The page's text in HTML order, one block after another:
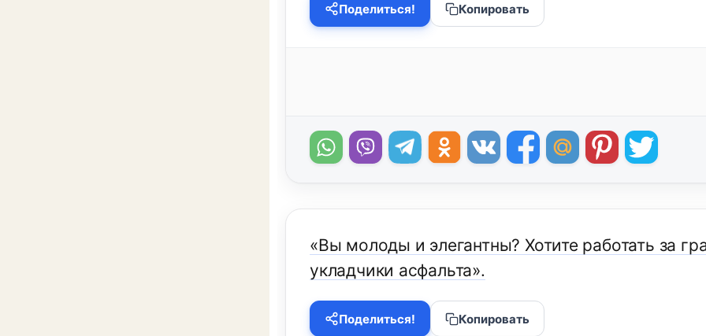
Поделиться! Копировать
«Вы молоды и элегантны? Хотите работать за
укладчики асфальта».
Поделиться! Копировать